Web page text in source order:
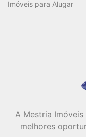
Imóveis para Alugar
A Mestria
melhores